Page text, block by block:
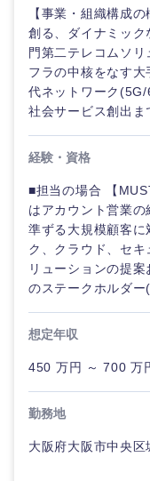
九州・沖縄
福岡県
【事業・組織構成
創る、ダイナミッ
門第二テレコムソ
フラの中核をなす
代ネットワーク
社会サービス創出ま
経験・資格
■担当の場合 【
はアカウント営業
準ずる大規模顧客
ク、クラウド、セ
リューションの提
のステークホルダー
想定年収
450 万円 ～ 700 万
勤務地
大阪府大阪市中央